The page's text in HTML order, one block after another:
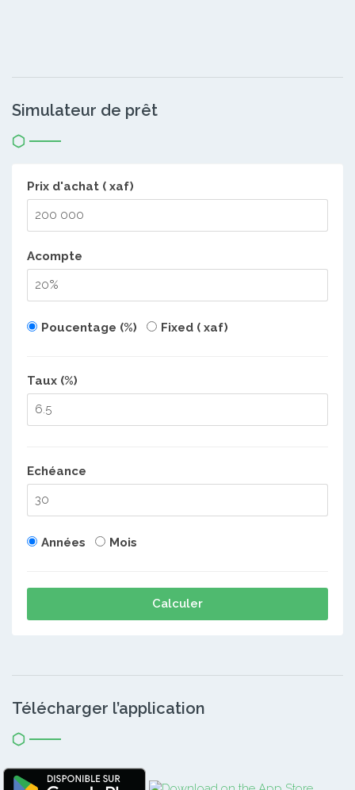
Simulateur de prêt
Prix d'achat ( xaf)
Acompte
Poucentage (%) Fixed ( xaf)
Taux (%)
Echéance
Années Mois
Calculer
Télécharger l’application